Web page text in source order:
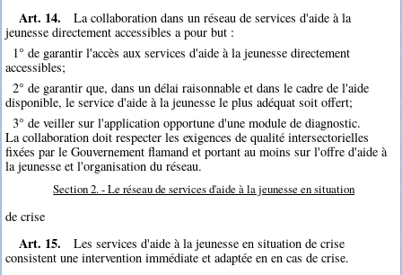
Art. 14.
La collaboration dans un réseau de services d'aide à la
jeunesse directement accessibles a pour but :
1° de garantir l'accès aux services d'aide à la jeunesse directement
accessibles;
2° de garantir que, dans un délai raisonnable et dans le cadre de l'aide
disponible, le service d'aide à la jeunesse le plus adéquat soit offert;
3° de veiller sur l'application opportune d'une module de diagnostic.
La collaboration doit respecter les exigences de qualité intersectorielles
fixées par le Gouvernement flamand et portant au moins sur l'offre d'aide à
la jeunesse et l'organisation du réseau.
Section 2. - Le réseau de services d'aide à la jeunesse en situation
de crise
Art. 15.
Les services d'aide à la jeunesse en situation de crise
consistent une intervention immédiate et adaptée en en cas de crise.